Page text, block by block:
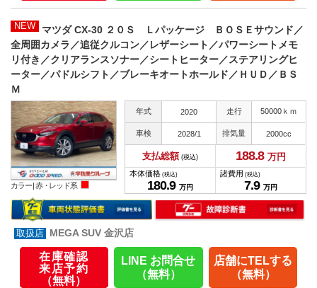
NEW
マツダ CX-30 ２０Ｓ Ｌパッケージ ＢＯＳＥサウンド／
全周囲カメラ／追従クルコン／レザーシート／パワーシートメモ
リ付き／クリアランスソナー／シートヒーター／ステアリングヒ
ーター／パドルシフト／ブレーキオートホールド／ＨＵＤ／ＢＳ
Ｍ
カラー | 赤・レッド系
年式 2020 走行 50000ｋｍ
車検 2028/1 排気量 2000cc
支払総額 (税込) 188.8 万円
本体価格 (税込)
180.9 万円
諸費用 (税込)
7.9 万円
MEGA SUV 金沢店
在庫確認
来店予約
（無料）
LINE お問合せ
（無料）
店舗にTELする
（無料）